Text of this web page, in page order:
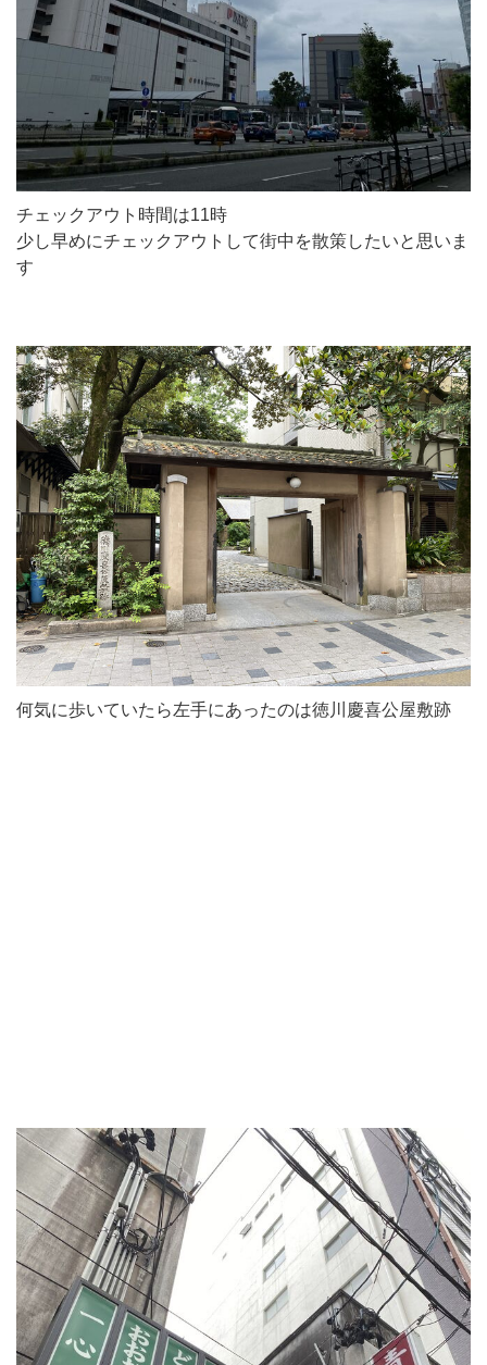
チェックアウト時間は11時
少し早めにチェックアウトして街中を散策したいと思いま
す
何気に歩いていたら左手にあったのは徳川慶喜公屋敷跡